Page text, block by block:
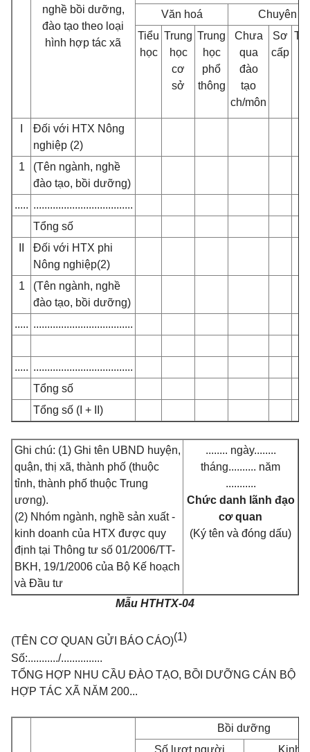
nghề bồi dưỡng,
đào tạo theo loại
hình hợp tác xã
Văn hoá
Chuyên
Tiểu
học
Trung
học
cơ
sở
Trung
học
phổ
thông
Chưa
qua
đào
tạo
ch/môn
Sơ
cấp
Đối với HTX Nông
nghiệp (2)
1
(Tên ngành, nghề
đào tạo, bồi dưỡng)
..... ....................................
Tổng số
Đối với HTX phi
Nông nghiệp(2)
1
(Tên ngành, nghề
đào tạo, bồi dưỡng)
..... ....................................
..... ....................................
Tổng số
Tổng số (I + II)
Ghi chú: (1) Ghi tên UBND huyện,
quận, thị xã, thành phố (thuộc
tỉnh, thành phố thuộc Trung
ương).
(2) Nhóm ngành, nghề sản xuất -
kinh doanh của HTX được quy
định tại Thông tư số 01/2006/TT-
BKH, 19/1/2006 của Bộ Kế hoạch
và Đầu tư
........ ngày........
tháng.......... năm
...........
Chức danh lãnh đạo
cơ quan
(Ký tên và đóng dấu)
Mẫu HTHTX-04
(TÊN CƠ QUAN GỬI BÁO CÁO)(1)
Số:.........../...............
TỔNG HỢP NHU CẦU ĐÀO TẠO, BỒI DƯỠNG CÁN BỘ
HỢP TÁC XÃ NĂM 200...
Bồi dưỡng
Số lượt người
Kinh